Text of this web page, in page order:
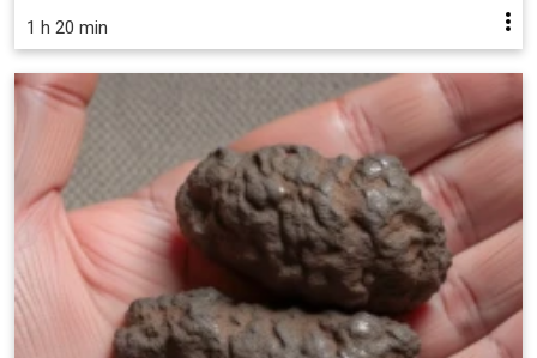
1 h 20 min